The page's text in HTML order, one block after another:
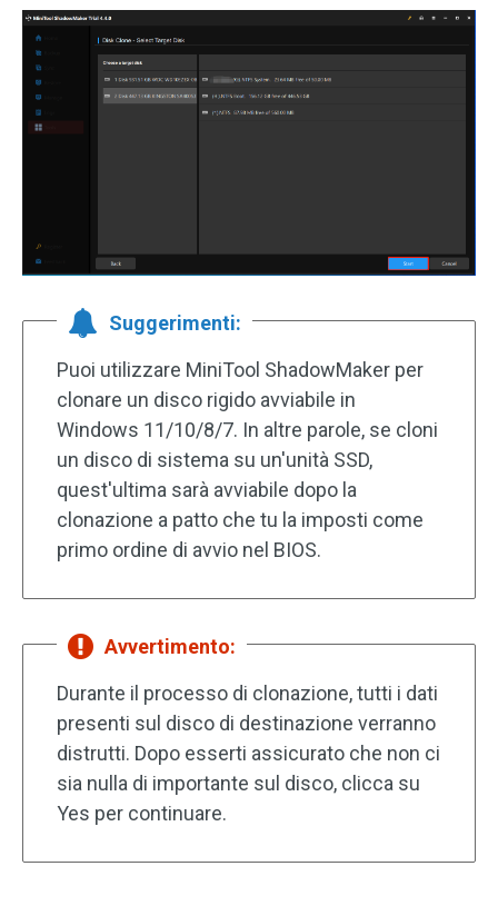
Suggerimenti:
Puoi utilizzare MiniTool ShadowMaker per
clonare un disco rigido avviabile in
Windows 11/10/8/7. In altre parole, se cloni
un disco di sistema su un'unità SSD,
quest'ultima sarà avviabile dopo la
clonazione a patto che tu la imposti come
primo ordine di avvio nel BIOS.
Avvertimento:
Durante il processo di clonazione, tutti i dati
presenti sul disco di destinazione verranno
distrutti. Dopo esserti assicurato che non ci
sia nulla di importante sul disco, clicca su
Yes per continuare.